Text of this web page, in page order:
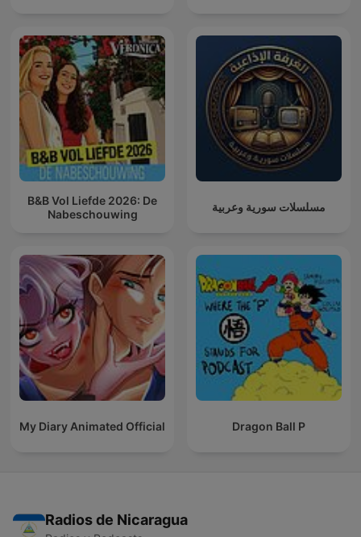
B&B Vol Liefde 2026: De
Nabeschouwing
مسلسلات سورية وعربية
My Diary Animated Official Dragon Ball P
Radios de Nicaragua